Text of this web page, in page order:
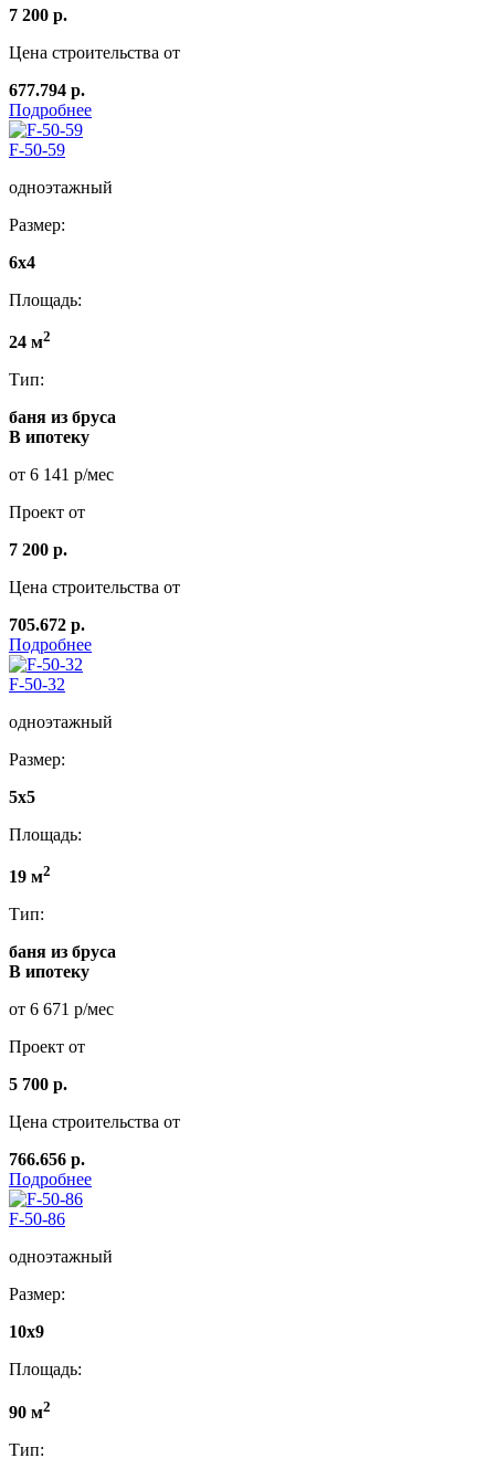
7 200 р.
Цена строительства от
677.794 р.
Подробнее
F-50-59
одноэтажный
Размер:
6х4
Площадь:
24 м2
Тип:
баня из бруса
В ипотеку
от 6 141 р/мес
Проект от
7 200 р.
Цена строительства от
705.672 р.
Подробнее
F-50-32
одноэтажный
Размер:
5x5
Площадь:
19 м2
Тип:
баня из бруса
В ипотеку
от 6 671 р/мес
Проект от
5 700 р.
Цена строительства от
766.656 р.
Подробнее
F-50-86
одноэтажный
Размер:
10x9
Площадь:
90 м2
Тип: